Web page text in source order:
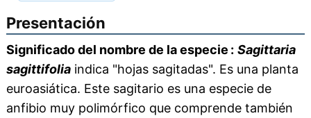
Presentación
Significado del nombre de la especie : Sagittaria
sagittifoliaindica "hojas sagitadas". Es una planta
euroasiática. Este sagitario es una especie de
anfibio muy polimórfico que comprende también